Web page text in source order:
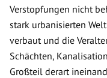
Verstopfungen nicht
stark urbanisierten
verbaut und die
Schächten,
Großteil derart